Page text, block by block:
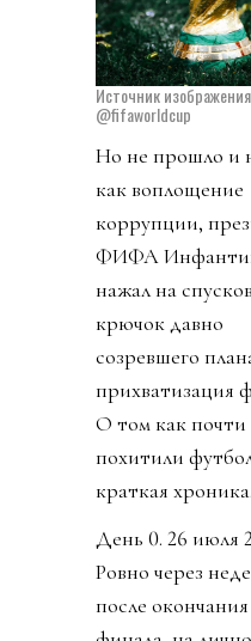
Источник изображения
@fifaworldcup
Но не прошло и
как воплощение
коррупции,
ФИФА
нажал на
крючок давно
созревшего
прихватизация
О том как почти
похитили
краткая хроника.
День 0. 26 июля
Ровно через
после окончания